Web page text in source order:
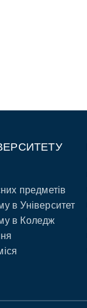
предметів
в Університет
в Коледж